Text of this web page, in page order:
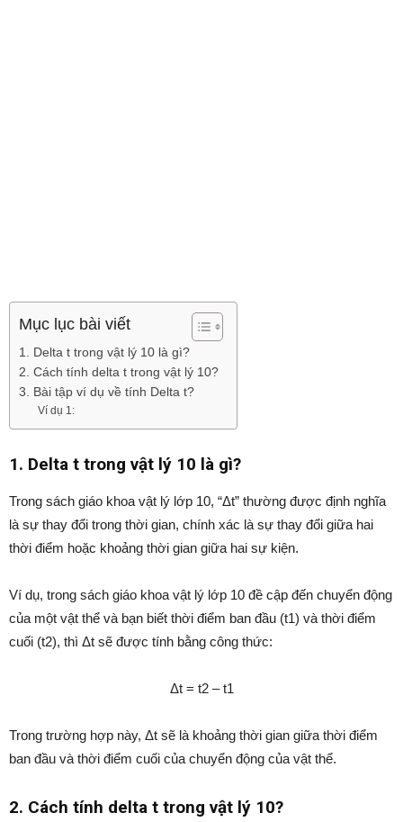
Mục lục bài viết
1. Delta t trong vật lý 10 là gì?
2. Cách tính delta t trong vật lý 10?
3. Bài tập ví dụ về tính Delta t?
Ví dụ 1:
1. Delta t trong vật lý 10 là gì?
Trong sách giáo khoa vật lý lớp 10, “Δt” thường được định nghĩa
là sự thay đổi trong thời gian, chính xác là sự thay đổi giữa hai
thời điểm hoặc khoảng thời gian giữa hai sự kiện.
Ví dụ, trong sách giáo khoa vật lý lớp 10 đề cập đến chuyển động
của một vật thể và bạn biết thời điểm ban đầu (t1) và thời điểm
cuối (t2), thì Δt sẽ được tính bằng công thức:
Δt = t2 – t1
Trong trường hợp này, Δt sẽ là khoảng thời gian giữa thời điểm
ban đầu và thời điểm cuối của chuyển động của vật thể.
2. Cách tính delta t trong vật lý 10?